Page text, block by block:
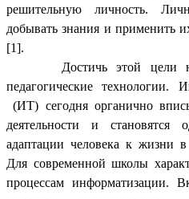
решительную личность.
добывать знания и применить
[1].
Достичь этой цели нам
педагогические технологии.
(ИТ) сегодня органично
деятельности и
адаптации человека к жизни
Для современной школы
процессам информатизации.